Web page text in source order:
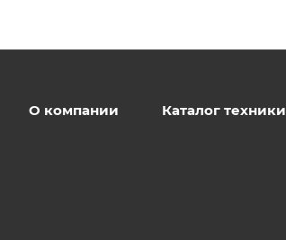
О компании Каталог техники